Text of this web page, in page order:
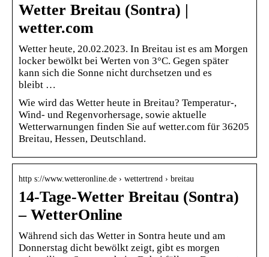
Wetter Breitau (Sontra) |
wetter.com
Wetter heute, 20.02.2023. In Breitau ist es am Morgen
locker bewölkt bei Werten von 3°C. Gegen später
kann sich die Sonne nicht durchsetzen und es
bleibt …
Wie wird das Wetter heute in Breitau? Temperatur-,
Wind- und Regenvorhersage, sowie aktuelle
Wetterwarnungen finden Sie auf wetter.com für 36205
Breitau, Hessen, Deutschland.
http s://www.wetteronline.de › wettertrend › breitau
14-Tage-Wetter Breitau (Sontra)
– WetterOnline
Während sich das Wetter in Sontra heute und am
Donnerstag dicht bewölkt zeigt, gibt es morgen